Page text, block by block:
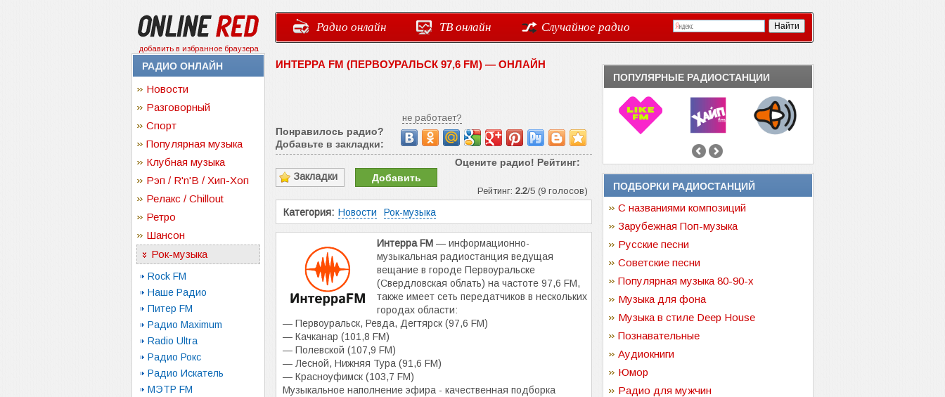
добавить в избранное браузера
Радио онлайн ТВ онлайн Случайное радио
РАДИО ОНЛАЙН
Новости
Разговорный
Спорт
Популярная музыка
Клубная музыка
Рэп / R'n'B / Хип-Хоп
Релакс / Chillout
Ретро
Шансон
Рок-музыка
Rock FM
Наше Радио
Питер FM
Радио Maximum
Radio Ultra
Радио Рокс
Радио Искатель
МЭТР FM
ИНТЕРРА FM (ПЕРВОУРАЛЬСК 97,6 FM) — ОНЛАЙН
не работает?
Понравилось радио?
Добавьте в закладки:
Оцените радио! Рейтинг:
Рейтинг: 2.2/5 (9 голосов)
Закладки Добавить
Категория: Новости Рок-музыка
Интерра FM — информационно-
музыкальная радиостанция ведущая
вещание в городе Первоуральске
(Свердловская облать) на частоте 97,6 FM,
также имеет сеть передатчиков в нескольких
городах области:
— Первоуральск, Ревда, Дегтярск (97,6 FM)
— Качканар (101,8 FM)
— Полевской (107,9 FM)
— Лесной, Нижняя Тура (91,6 FM)
— Красноуфимск (103,7 FM)
Музыкальное наполнение эфира - качественная подборка
ПОПУЛЯРНЫЕ РАДИОСТАНЦИИ
ПОДБОРКИ РАДИОСТАНЦИЙ
С названиями композиций
Зарубежная Поп-музыка
Русские песни
Советские песни
Популярная музыка 80-90-х
Музыка для фона
Музыка в стиле Deep House
Познавательные
Аудиокниги
Юмор
Радио для мужчин